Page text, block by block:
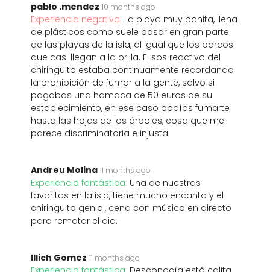
pablo .mendez 10 months ago
Experiencia negativa: La playa muy bonita, llena
de plásticos como suele pasar en gran parte
de las playas de la isla, al igual que los barcos
que casi llegan a la orilla. El sos reactivo del
chiringuito estaba continuamente recordando
la prohibición de fumar a la gente, salvo si
pagabas una hamaca de 50 euros de su
establecimiento, en ese caso podías fumarte
hasta las hojas de los árboles, cosa que me
parece discriminatoria e injusta
Andreu Molina 11 months ago
Experiencia fantástica: Una de nuestras
favoritas en la isla, tiene mucho encanto y el
chiringuito genial, cena con música en directo
para rematar el dia.
Illich Gomez 11 months ago